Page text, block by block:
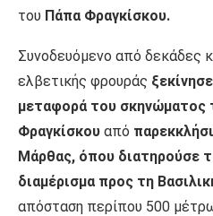
του Πάπα Φραγκίσκου.
Συνοδευόμενο από δεκάδες
ελβετικής φρουράς
μεταφορά του σκηνώματος
Φραγκίσκου από
Μάρθας, όπου διατηρούσε
διαμέρισμα προς τη
απόσταση περίπου 500